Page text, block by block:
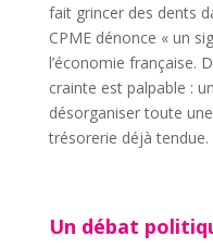
fait grincer des dents
CPME dénonce « un
l’économie française.
crainte est palpable :
désorganiser toute
trésorerie déjà tendue.
Un débat